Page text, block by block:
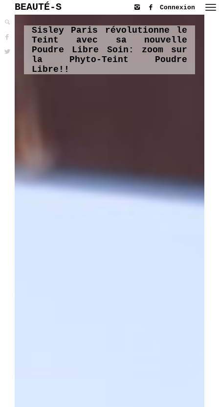
BEAUTÉ-S Connexion
Sisley Paris révolutionne le
Teint avec sa nouvelle
Poudre Libre Soin: zoom sur
la Phyto-Teint Poudre
Libre!!